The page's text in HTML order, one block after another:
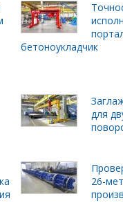
бетоноукладчик
для
26-